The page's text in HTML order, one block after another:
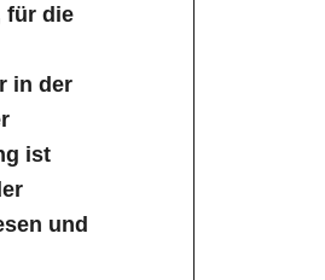
für die
in der
ist
und